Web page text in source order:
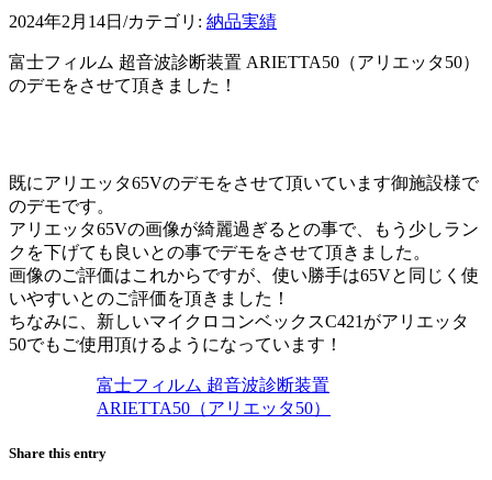
2024年2月14日 /カテゴリ: 納品実績
富士フィルム 超音波診断装置 ARIETTA50（アリエッタ50）
のデモをさせて頂きました！
既にアリエッタ65Vのデモをさせて頂いています御施設様で
のデモです。
アリエッタ65Vの画像が綺麗過ぎるとの事で、もう少しラン
クを下げても良いとの事でデモをさせて頂きました。
画像のご評価はこれからですが、使い勝手は65Vと同じく使
いやすいとのご評価を頂きました！
ちなみに、新しいマイクロコンベックスC421がアリエッタ
50でもご使用頂けるようになっています！
富士フィルム 超音波診断装置
ARIETTA50（アリエッタ50）
Share this entry